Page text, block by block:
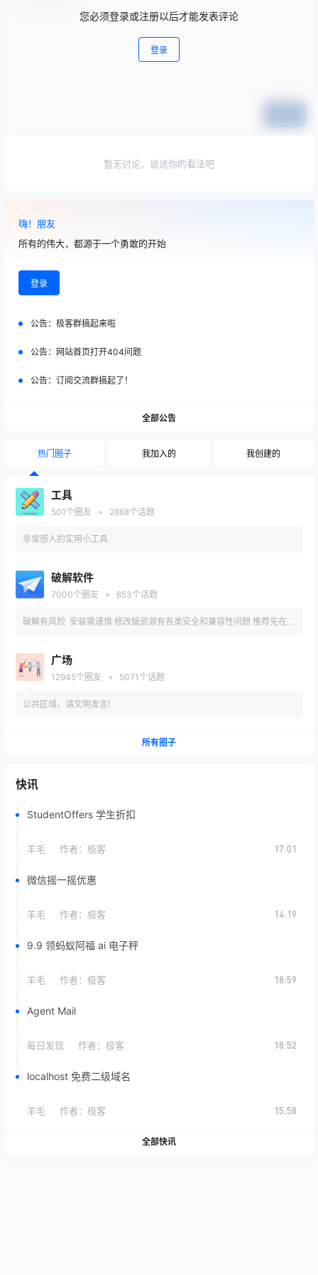
您必须登录或注册以后才能发表评论
登录
暂无讨论，说说你的看法吧
嗨！朋友
所有的伟大，都源于一个勇敢的开始
登录
公告： 极客群搞起来啦
公告： 网站首页打开404问题
公告： 订阅交流群搞起了！
全部公告
热门圈子 我加入的 我创建的
工具
501 个圈友 • 2868个话题
非常感人的实用小工具
破解软件
7000个圈友 • 853个话题
破解有风险 安装需谨慎 修改版资源有各类安全和兼容性问题 推荐先在备
广场
12945个圈友 • 5071 个话题
公共区域，请文明发言!
所有圈子
快讯
StudentOffers 学生折扣
羊毛 作者： 极客 17:01
微信摇一摇优惠
羊毛 作者： 极客 14:19
9.9 领蚂蚁阿福 ai 电子秤
羊毛 作者： 极客 18:59
Agent Mail
每日发现 作者： 极客 18:52
localhost 免费二级域名
羊毛 作者： 极客 15:58
全部快讯